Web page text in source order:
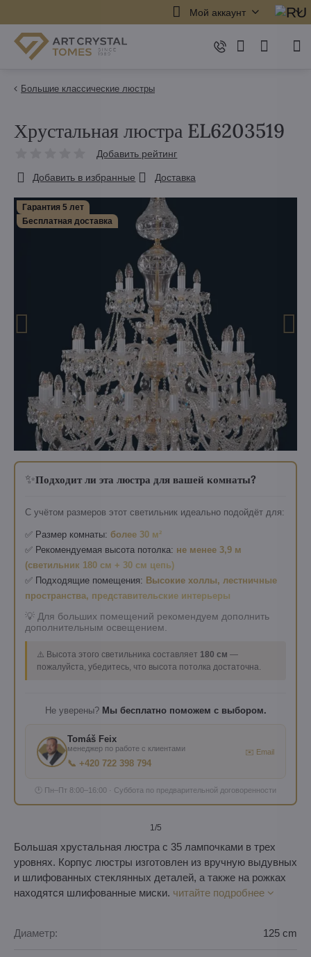
Мой аккаунт
Большие классические люстры
Гарантия 5 лет
Бесплатная доставка
✨Подходит ли эта люстра для вашей комнаты?
С учётом размеров этот светильник идеально подойдёт для:
✅ Размер комнаты: более 30 м²
✅ Рекомендуемая высота потолка: не менее 3,9 м
(светильник 180 см + 30 см цепь)
✅ Подходящие помещения: Высокие холлы, лестничные
пространства, представительские интерьеры
💡 Для больших помещений рекомендуем дополнить
дополнительным освещением.
⚠️ Высота этого светильника составляет 180 см —
пожалуйста, убедитесь, что высота потолка достаточна.
Не уверены? Мы бесплатно поможем с выбором.
Tomáš Feix
менеджер по работе с клиентами
📞 +420 722 398 794
✉️ Email
🕐 Пн–Пт 8:00–16:00 · Суббота по предварительной договоренности
1/5
Хрустальная люстра EL6203519
Добавить рейтинг
Добавить в избранные Доставка
Большая хрустальная люстра с 35 лампочками в трех
уровнях. Корпус люстры изготовлен из вручную выдувных
и шлифованных стеклянных деталей, а также на рожках
находятся шлифованные миски. читайте подробнее
Диаметр: 125 cm